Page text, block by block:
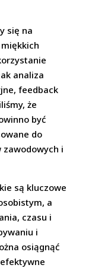
się na
analiza
feedback
że
być
do
i
są kluczowe
a
czasu i
i
osiągnąć